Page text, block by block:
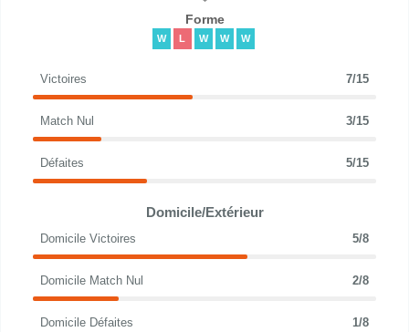
Forme
W L W W W
Victoires 7/15
Match Nul 3/15
Défaites 5/15
Domicile/Extérieur
Domicile Victoires 5/8
Domicile Match Nul 2/8
Domicile Défaites 1/8